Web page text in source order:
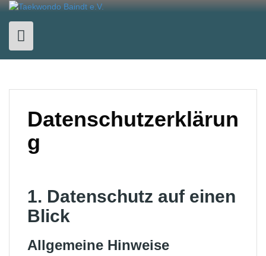
Skip
content
Datenschutzerklärun
g
1. Datenschutz auf einen
Blick
Allgemeine Hinweise